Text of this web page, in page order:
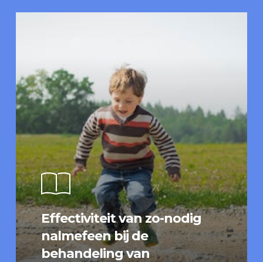
Effectiviteit van zo-nodig
nalmefeen bij de
behandeling van